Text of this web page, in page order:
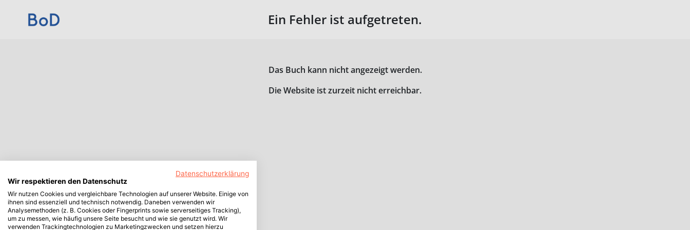
Ein Fehler ist aufgetreten.
Das Buch kann nicht angezeigt werden.
Die Website ist zurzeit nicht erreichbar.
Datenschutzerklärung
Wir respektieren den Datenschutz
Wir nutzen Cookies und vergleichbare Technologien auf unserer Website. Einige von
ihnen sind essenziell und technisch notwendig. Daneben verwenden wir
Analysemethoden (z. B. Cookies oder Fingerprints sowie serverseitiges Tracking),
um zu messen, wie häufig unsere Seite besucht und wie sie genutzt wird. Wir
verwenden Trackingtechnologien zu Marketingzwecken und setzen hierzu